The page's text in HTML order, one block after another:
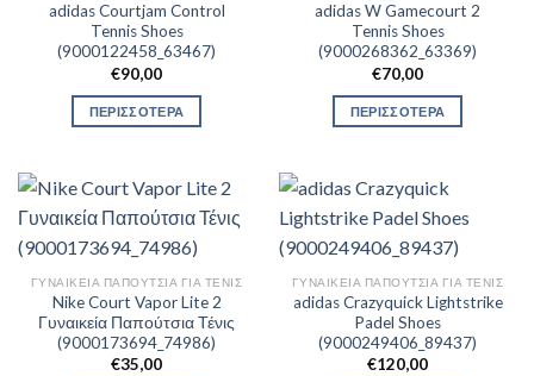
adidas Courtjam Control
Tennis Shoes
(9000122458_63467)
€90,00
ΠΕΡΙΣΣΟΤΕΡΑ
adidas W Gamecourt 2
Tennis Shoes
(9000268362_63369)
€70,00
ΠΕΡΙΣΣΟΤΕΡΑ
ΓΥΝΑΙΚΕΊΑ ΠΑΠΟΎΤΣΙΑ ΓΙΑ ΤΕΝΙΣ
Nike Court Vapor Lite 2
Γυναικεία Παπούτσια Τένις
(9000173694_74986)
€35,00
ΓΥΝΑΙΚΕΊΑ ΠΑΠΟΎΤΣΙΑ ΓΙΑ ΤΕΝΙΣ
adidas Crazyquick Lightstrike
Padel Shoes
(9000249406_89437)
€120,00